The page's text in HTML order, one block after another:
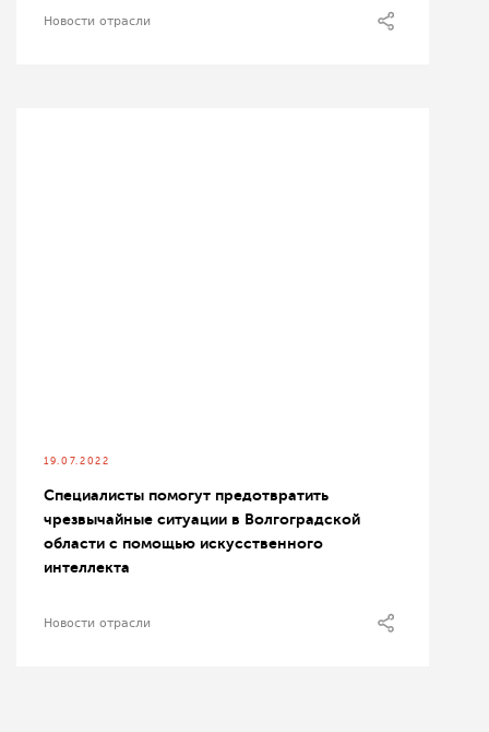
Новости отрасли
19.07.2022
Специалисты помогут предотвратить
чрезвычайные ситуации в Волгоградской
области с помощью искусственного
интеллекта
Новости отрасли